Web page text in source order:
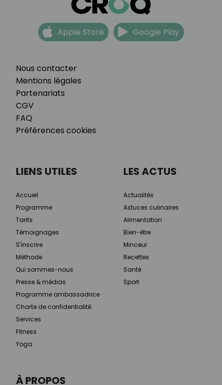
Nous contacter
Mentions légales
Partenariats
CGV
FAQ
Préférences cookies
Apple Store Google Play
À PROPOS
LIENS UTILES
Accueil
Programme
Tarifs
Témoignages
S'inscrire
Méthode
Qui sommes-nous
Presse & médias
Programme ambassadrice
Charte de confidentialité
Services
Fitness
Yoga
LES ACTUS
Actualités
Astuces culinaires
Alimentation
Bien-être
Minceur
Recettes
Santé
Sport